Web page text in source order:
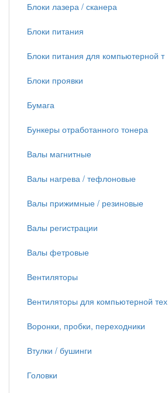
Блоки лазера / сканера
Блоки питания
Блоки питания для компьютерной т
Блоки проявки
Бумага
Бункеры отработанного тонера
Валы магнитные
Валы нагрева / тефлоновые
Валы прижимные / резиновые
Валы регистрации
Валы фетровые
Вентиляторы
Вентиляторы для компьютерной тех
Воронки, пробки, переходники
Втулки / бушинги
Головки